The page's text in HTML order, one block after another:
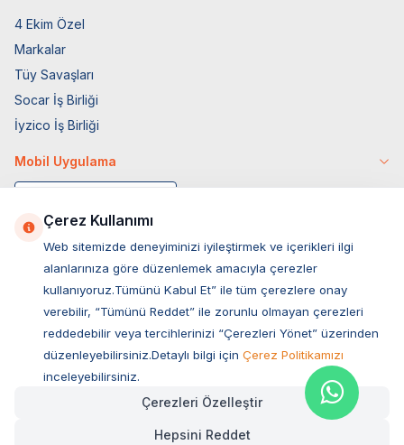
4 Ekim Özel
Markalar
Tüy Savaşları
Socar İş Birliği
İyzico İş Birliği
Mobil Uygulama
Müşteri Hizmetleri
Sıkça Sorulan Sorular
Çerez Kullanımı
Web sitemizde deneyiminizi iyileştirmek ve içerikleri ilgi
alanlarınıza göre düzenlemek amacıyla çerezler
kullanıyoruz.Tümünü Kabul Et” ile tüm çerezlere onay
verebilir, “Tümünü Reddet” ile zorunlu olmayan çerezleri
reddedebilir veya tercihlerinizi “Çerezleri Yönet” üzerinden
düzenleyebilirsiniz.Detaylı bilgi için Çerez Politikamızı
inceleyebilirsiniz.
Çerezleri Özelleştir
Hepsini Reddet